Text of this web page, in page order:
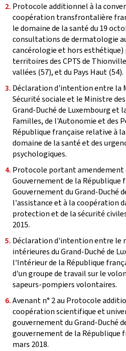
Protocole additionnel à la
coopération transfrontalière
le domaine de la santé du 19
consultations de dermatologie
cancérologie et hors esthétique)
territoires des CPTS de
vallées (57), et du Pays Haut (54).
Déclaration d'intention entre la
Sécurité sociale et le Ministre
Grand-Duché de Luxembourg et
Familles, de l'Autonomie et des
République française relative à
domaine de la santé et des
psychologiques.
Protocole portant amendement
Gouvernement de la République
Gouvernement du Grand-Duché
l'assistance et à la coopération
protection et de la sécurité
2015.
Déclaration d'intention entre le
intérieures du Grand-Duché de
l'Intérieur de la République
d'un groupe de travail sur le
sapeurs-pompiers volontaires.
Avenant n° 2 au Protocole
coopération scientifique et
gouvernement du Grand-Duché
gouvernement de la République
mars 2018.